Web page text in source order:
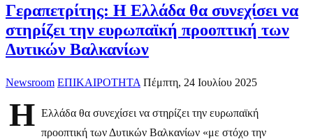
Γεραπετρίτης: Η Ελλάδα θα συνεχίσει να
στηρίζει την ευρωπαϊκή προοπτική των
Δυτικών Βαλκανίων
Newsroom ΕΠΙΚΑΙΡΟΤΗΤΑ Πέμπτη, 24 Ιουλίου 2025
Η Ελλάδα θα συνεχίσει να στηρίζει την ευρωπαϊκή
προοπτική των Δυτικών Βαλκανίων «με στόχο την